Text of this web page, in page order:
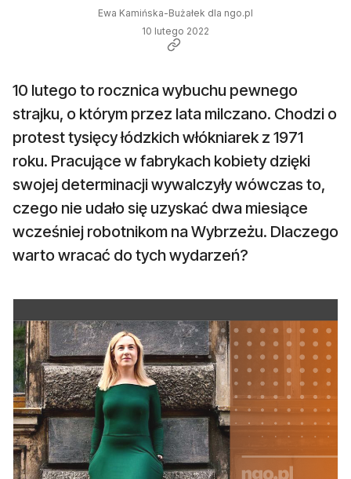
Ewa Kamińska-Bużałek dla ngo.pl
10 lutego 2022
10 lutego to rocznica wybuchu pewnego
strajku, o którym przez lata milczano. Chodzi o
protest tysięcy łódzkich włókniarek z 1971
roku. Pracujące w fabrykach kobiety dzięki
swojej determinacji wywalczyły wówczas to,
czego nie udało się uzyskać dwa miesiące
wcześniej robotnikom na Wybrzeżu. Dlaczego
warto wracać do tych wydarzeń?